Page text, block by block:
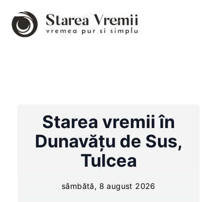
Starea vremii în
Dunavăţu de Sus,
Tulcea
sâmbătă, 8 august 2026